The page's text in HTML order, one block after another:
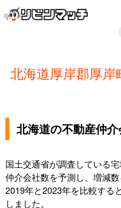
北海道厚岸郡厚
北海道の不動産仲
国土交通省が調査している
仲介会社数を予測し、増減数
2019年と2023年を比較する
しました。